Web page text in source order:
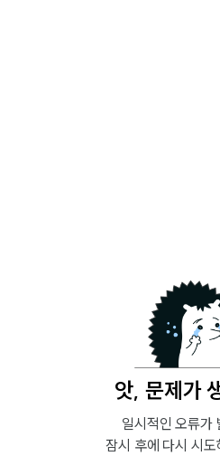
앗, 문제가
일시적인 오류가
잠시 후에 다시 시